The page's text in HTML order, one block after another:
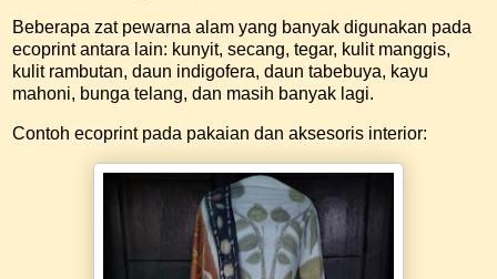
Beberapa zat pewarna alam yang banyak digunakan pada
ecoprint antara lain: kunyit, secang, tegar, kulit manggis,
kulit rambutan, daun indigofera, daun tabebuya, kayu
mahoni, bunga telang, dan masih banyak lagi.
Contoh ecoprint pada pakaian dan aksesoris interior: